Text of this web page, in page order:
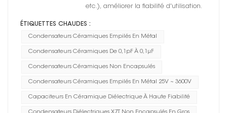
etc.), améliorer la fiabilité d'utilisation.
ÉTIQUETTES CHAUDES :
Condensateurs Céramiques Empilés En Métal
Condensateurs Céramiques De 0,1pF À 0,1μF
Condensateurs Céramiques Non Encapsulés
Condensateurs Céramiques Empilés En Métal 25V ~ 3600V
Capaciteurs En Céramique Diélectrique À Haute Fiabilité